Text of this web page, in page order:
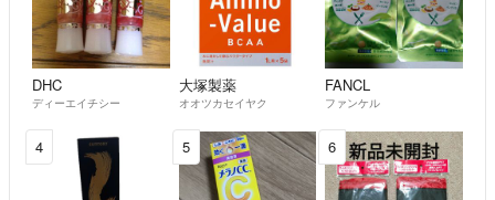
DHC
ディーエイチシー
大塚製薬
オオツカセイヤク
FANCL
ファンケル
4 5 6